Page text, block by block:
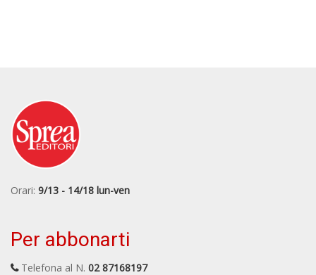
Orari: 9/13 - 14/18 lun-ven
Per abbonarti
Telefona al N. 02 87168197